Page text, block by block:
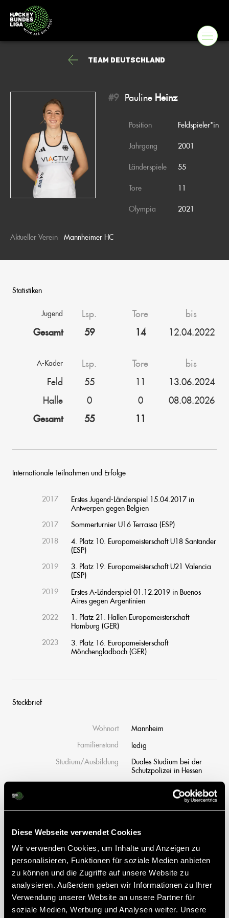
Diese Webseite verwendet Cookies
Wir verwenden Cookies, um Inhalte und Anzeigen zu
personalisieren, Funktionen für soziale Medien anbieten
zu können und die Zugriffe auf unsere Website zu
analysieren. Außerdem geben wir Informationen zu Ihrer
Verwendung unserer Website an unsere Partner für
soziale Medien, Werbung und Analysen weiter. Unsere
Team Deutschland
#9 Pauline Heinz
Position Feldspieler*in
Jahrgang 2001
Länderspiele 55
Tore 11
Olympia 2021
Aktueller Verein Mannheimer HC
Statistiken
Jugend Lsp. Tore
bis
Gesamt
59 14 12.04.2022
A-Kader Lsp. Tore
bis
Feld
55 11
13.06.2024
Halle
0 0
08.08.2026
Gesamt
55 11
Internationale Teilnahmen und Erfolge
2017
Erstes Jugend-Länderspiel 15.04.2017 in
Antwerpen gegen Belgien
2017
Sommerturnier U16 Terrassa (ESP)
2018
4. Platz 10. Europameisterschaft U18 Santander
(ESP)
2019
3. Platz 19. Europameisterschaft U21 Valencia
(ESP)
2019
Erstes A-Länderspiel 01.12.2019 in Buenos
Aires gegen Argentinien
2022
1. Platz 21. Hallen Europameisterschaft
Hamburg (GER)
2023
3. Platz 16. Europameisterschaft
Mönchengladbach (GER)
Steckbrief
Wohnort
Mannheim
Familienstand
ledig
Studium/Ausbildung
Duales Studium bei der
Schutzpolizei in Hessen
Inwiefern sich die
Anerkennung der Frau im
Polizeiberuf entwickelt hat
Vorherige Vereine
Rüsselsheimer RK
Familie und Hockey
Meine Mama spielte früher
auch Hockey für die
Nationalmannschaft und
war 92' bei Olympia mit
dabei
Lieblingssportarten außer
Hockey
Tennis, Ski, Fußball